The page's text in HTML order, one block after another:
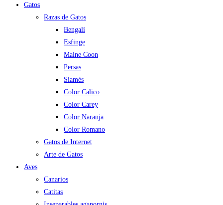
Gatos
Razas de Gatos
Bengalí
Esfinge
Maine Coon
Persas
Siamés
Color Calico
Color Carey
Color Naranja
Color Romano
Gatos de Internet
Arte de Gatos
Aves
Canarios
Catitas